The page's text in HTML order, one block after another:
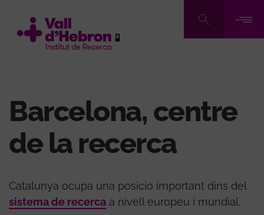
contingut
Barcelona, ​​centre
de la recerca
Catalunya ocupa una posició important dins del
sistema de recerca a nivell europeu i mundial.